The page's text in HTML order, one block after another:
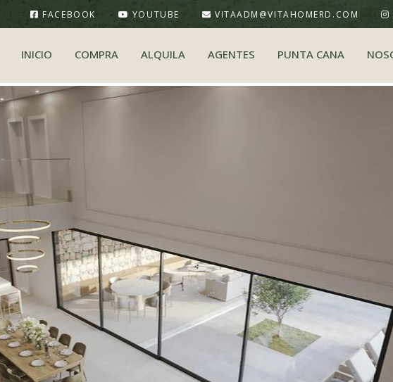
FACEBOOK YOUTUBE VITAADM@VITAHOMERD.COM
INICIO COMPRA ALQUILA AGENTES PUNTA CANA